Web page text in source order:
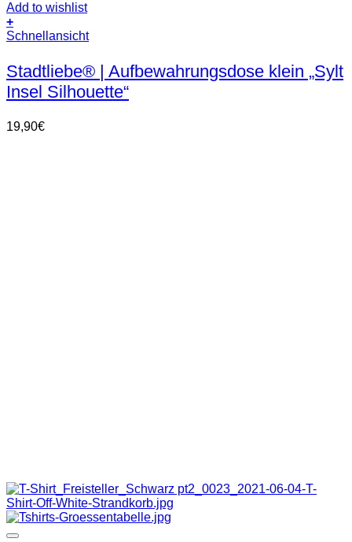
Add to wishlist
+
Schnellansicht
Stadtliebe® | Aufbewahrungsdose klein „Sylt
Insel Silhouette“
19,90€